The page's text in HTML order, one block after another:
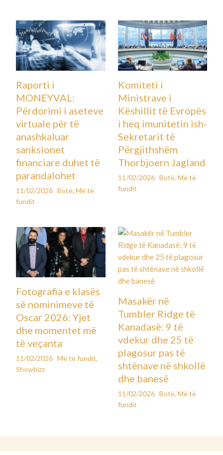
Raporti i
MONEYVAL:
Përdorimi i aseteve
virtuale për të
anashkaluar
sanksionet
financiare duhet të
parandalohet
11/02/2026 Botë,Më të
fundit
Komiteti i
Ministrave i
Këshillit të Evropës
i heq imunitetin ish-
Sekretarit të
Përgjithshëm
Thorbjoern Jagland
11/02/2026 Botë, Më të
fundit
Fotografia e klasës
së nominimeve të
Oscar 2026: Yjet
dhe momentet më
të veçanta
11/02/2026 Më të fundit,
Showbizz
Masakër në
Tumbler Ridge të
Kanadasë: 9 të
vdekur dhe 25 të
plagosur pas të
shtënave në shkollë
dhe banesë
11/02/2026 Botë, Më të
fundit